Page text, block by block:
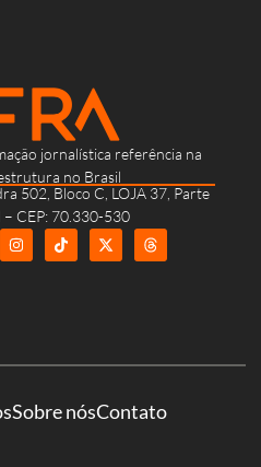
jornalística referência na
no Brasil
502, Bloco C, LOJA 37, Parte
– CEP: 70.330-530
Sobre nósContato